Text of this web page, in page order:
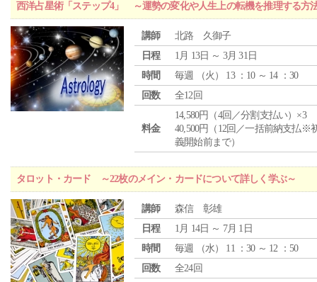
西洋占星術「ステップ4」 ～運勢の変化や人生上の転機を推理する方
講師
北路 久御子
日程
1月 13日 ～ 3月 31日
時間
毎週 （火 ） 13 ：10 ～ 14 ：30
回数
全12回
料金
14,580円（4回／分割支払い）×3
40,500円（12回／一括前納支払※
義開始前まで）
タロット・カード ～22枚のメイン・カードについて詳しく学ぶ～
講師
森信 彰雄
日程
1月 14日 ～ 7月 1日
時間
毎週 （水） 11 ：30 ～ 12 ：50
回数
全24回